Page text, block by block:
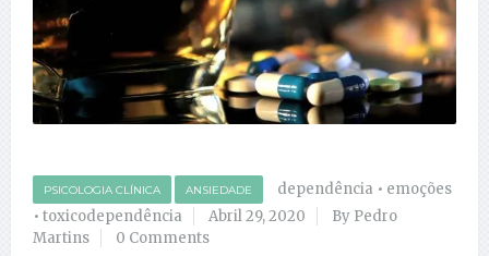
PSICOLOGIA CLÍNICA ANSIEDADE dependência • emoções
• toxicodependência Abril 29, 2020
By Pedro
Martins
0 Comments